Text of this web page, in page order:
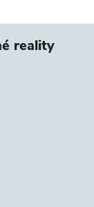
reality